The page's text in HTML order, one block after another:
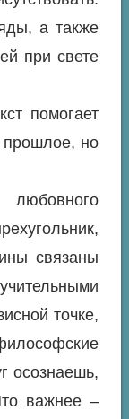
а также
при свете
помогает
прошлое, но
связаны
точке,
осознаешь,
важнее –